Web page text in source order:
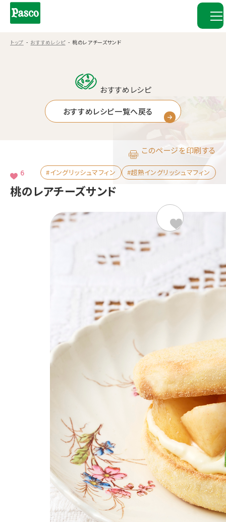
トップ おすすめレシピ 桃のレアチーズサンド
おすすめレシピ
おすすめレシピ一覧へ戻る
桃のレアチーズサンド
6 #イングリッシュマフィン #超熟イングリッシュマフィン
このページを印刷する